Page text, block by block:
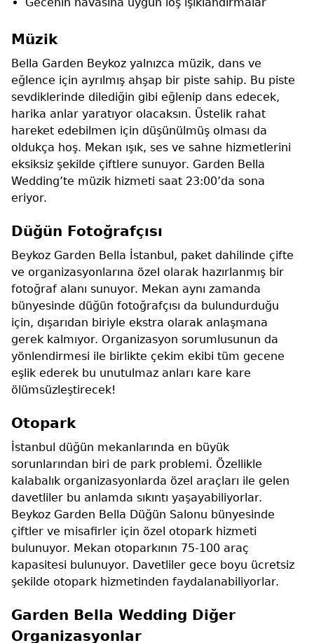
Gecenin havasına uygun loş ışıklandırmalar
Müzik
Bella Garden Beykoz yalnızca müzik, dans ve
eğlence için ayrılmış ahşap bir piste sahip. Bu piste
sevdiklerinde dilediğin gibi eğlenip dans edecek,
harika anlar yaratıyor olacaksın. Üstelik rahat
hareket edebilmen için düşünülmüş olması da
oldukça hoş. Mekan ışık, ses ve sahne hizmetlerini
eksiksiz şekilde çiftlere sunuyor. Garden Bella
Wedding’te müzik hizmeti saat 23:00’da sona
eriyor.
Düğün Fotoğrafçısı
Beykoz Garden Bella İstanbul, paket dahilinde çifte
ve organizasyonlarına özel olarak hazırlanmış bir
fotoğraf alanı sunuyor. Mekan aynı zamanda
bünyesinde düğün fotoğrafçısı da bulundurduğu
için, dışarıdan biriyle ekstra olarak anlaşmana
gerek kalmıyor. Organizasyon sorumlusunun da
yönlendirmesi ile birlikte çekim ekibi tüm gecene
eşlik ederek bu unutulmaz anları kare kare
ölümsüzleştirecek!
Otopark
İstanbul düğün mekanlarında en büyük
sorunlarından biri de park problemi. Özellikle
kalabalık organizasyonlarda özel araçları ile gelen
davetliler bu anlamda sıkıntı yaşayabiliyorlar.
Beykoz Garden Bella Düğün Salonu bünyesinde
çiftler ve misafirler için özel otopark hizmeti
bulunuyor. Mekan otoparkının 75-100 araç
kapasitesi bulunuyor. Davetliler gece boyu ücretsiz
şekilde otopark hizmetinden faydalanabiliyorlar.
Garden Bella Wedding Diğer
Organizasyonlar